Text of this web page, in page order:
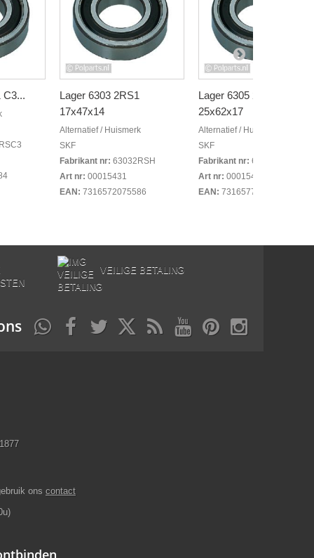
C3...
Lager 6303 2RS1
17x47x14
Alternatief / Huismerk
SKF
Fabrikant nr: 63032RSH
Art nr: 00015431
EAN: 7316572075586
Lager 6305 2RS1
25x62x17
Alternatief / Huismerk
SKF
Fabrikant nr: 63052RS
Art nr: 00015451
EAN: 7316577758835
VEILIGE BETALING
ons contact